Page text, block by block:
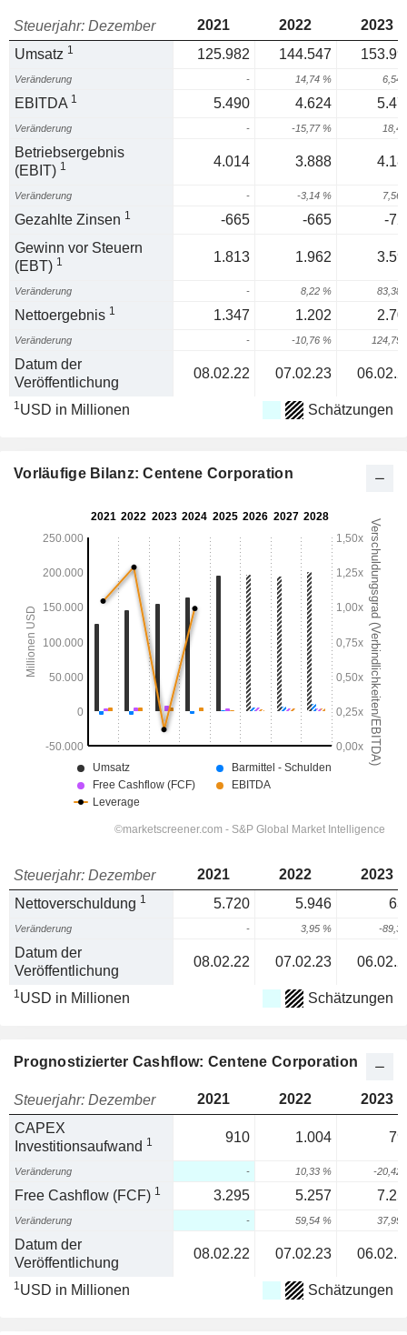
Steuerjahr: Dezember 2021 2022
2023
Umsatz 1 125.982 144.547
Veränderung - 14,74 % 6,54
EBITDA 1 5.490 4.624
Veränderung - -15,77 % 18,4
Betriebsergebnis
(EBIT) 1 4.014 3.888
Veränderung - -3,14 % 7,56
Gezahlte Zinsen 1 -665 -665
-
Gewinn vor Steuern
(EBT) 1 1.813 1.962
Veränderung - 8,22 % 83,38
Nettoergebnis 1 1.347 1.202
Veränderung - -10,76 % 124,79
Datum der
Veröffentlichung
08.02.22 07.02.23
1USD in Millionen Schätzungen
Vorläufige Bilanz: Centene Corporation
Steuerjahr: Dezember 2021 2022
2023
Nettoverschuldung 1 5.720 5.946
Veränderung - 3,95 % -89,3
Datum der
Veröffentlichung
08.02.22 07.02.23
1USD in Millionen Schätzungen
Prognostizierter Cashflow: Centene Corporation
Steuerjahr: Dezember 2021 2022
2023
CAPEX
Investitionsaufwand 1 910 1.004
Veränderung - 10,33 % -20,42
Free Cashflow (FCF) 1 3.295 5.257
Veränderung - 59,54 % 37,99
Datum der
Veröffentlichung
08.02.22 07.02.23
1USD in Millionen Schätzungen